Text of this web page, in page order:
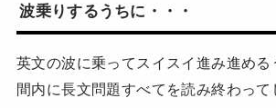
波乗りするうちに・・・
英文の波に乗ってスイスイ進み進め
間内に長文問題すべてを読み終わって